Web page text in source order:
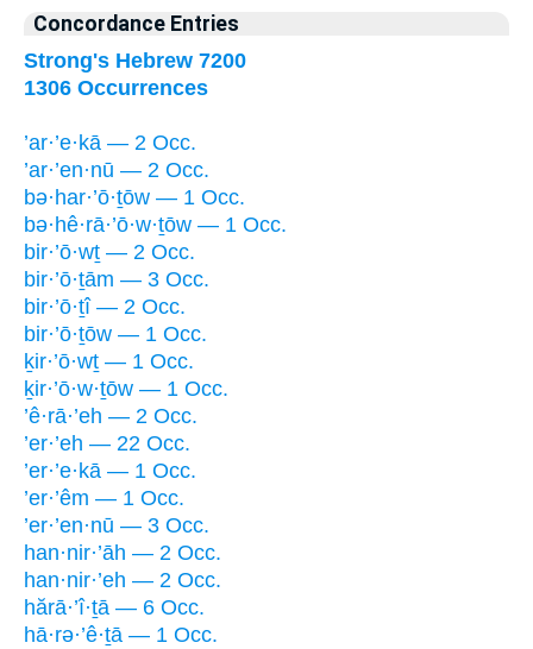
Concordance Entries
Strong's Hebrew 7200
1306 Occurrences
’ar·’e·kā — 2 Occ.
’ar·’en·nū — 2 Occ.
bə·har·’ō·ṯōw — 1 Occ.
bə·hê·rā·’ō·w·ṯōw — 1 Occ.
bir·’ō·wṯ — 2 Occ.
bir·’ō·ṯām — 3 Occ.
bir·’ō·ṯî — 2 Occ.
bir·’ō·ṯōw — 1 Occ.
ḵir·’ō·wṯ — 1 Occ.
ḵir·’ō·w·ṯōw — 1 Occ.
’ê·rā·’eh — 2 Occ.
’er·’eh — 22 Occ.
’er·’e·kā — 1 Occ.
’er·’êm — 1 Occ.
’er·’en·nū — 3 Occ.
han·nir·’āh — 2 Occ.
han·nir·’eh — 2 Occ.
hărā·’î·ṯā — 6 Occ.
hā·rə·’ê·ṯā — 1 Occ.